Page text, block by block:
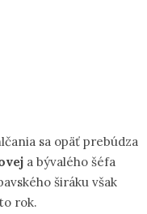
sa opäť prebúdza
a bývalého šéfa
širáku však
rok.